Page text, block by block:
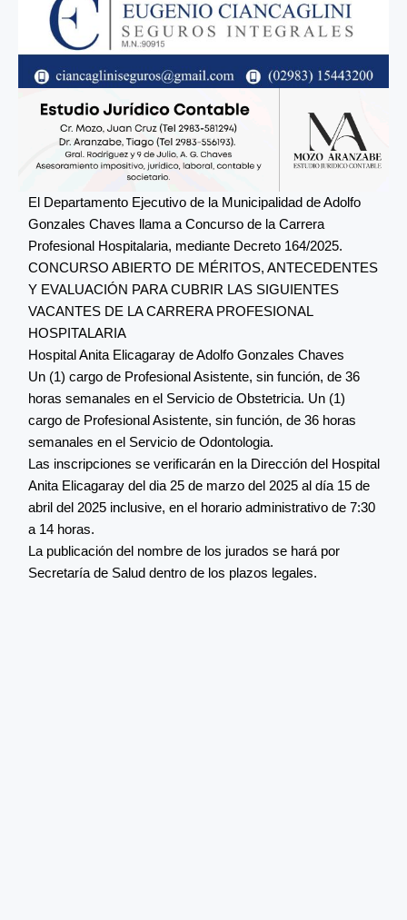
El Departamento Ejecutivo de la Municipalidad de Adolfo
Gonzales Chaves llama a Concurso de la Carrera
Profesional Hospitalaria, mediante Decreto 164/2025.
CONCURSO ABIERTO DE MÉRITOS, ANTECEDENTES
Y EVALUACIÓN PARA CUBRIR LAS SIGUIENTES
VACANTES DE LA CARRERA PROFESIONAL
HOSPITALARIA
Hospital Anita Elicagaray de Adolfo Gonzales Chaves
Un (1) cargo de Profesional Asistente, sin función, de 36
horas semanales en el Servicio de Obstetricia. Un (1)
cargo de Profesional Asistente, sin función, de 36 horas
semanales en el Servicio de Odontologia.
Las inscripciones se verificarán en la Dirección del Hospital
Anita Elicagaray del dia 25 de marzo del 2025 al día 15 de
abril del 2025 inclusive, en el horario administrativo de 7:30
a 14 horas.
La publicación del nombre de los jurados se hará por
Secretaría de Salud dentro de los plazos legales.